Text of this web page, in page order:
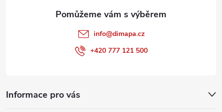
Informace pro vás
info@dimapa.cz
+420 777 121 500